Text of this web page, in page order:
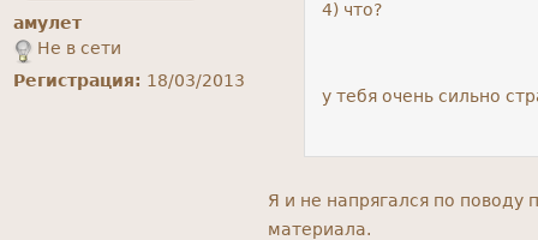
амулет
Не в сети
Регистрация: 18/03/2013
4) что?
у тебя очень сильно
Я и не напрягался по
материала.